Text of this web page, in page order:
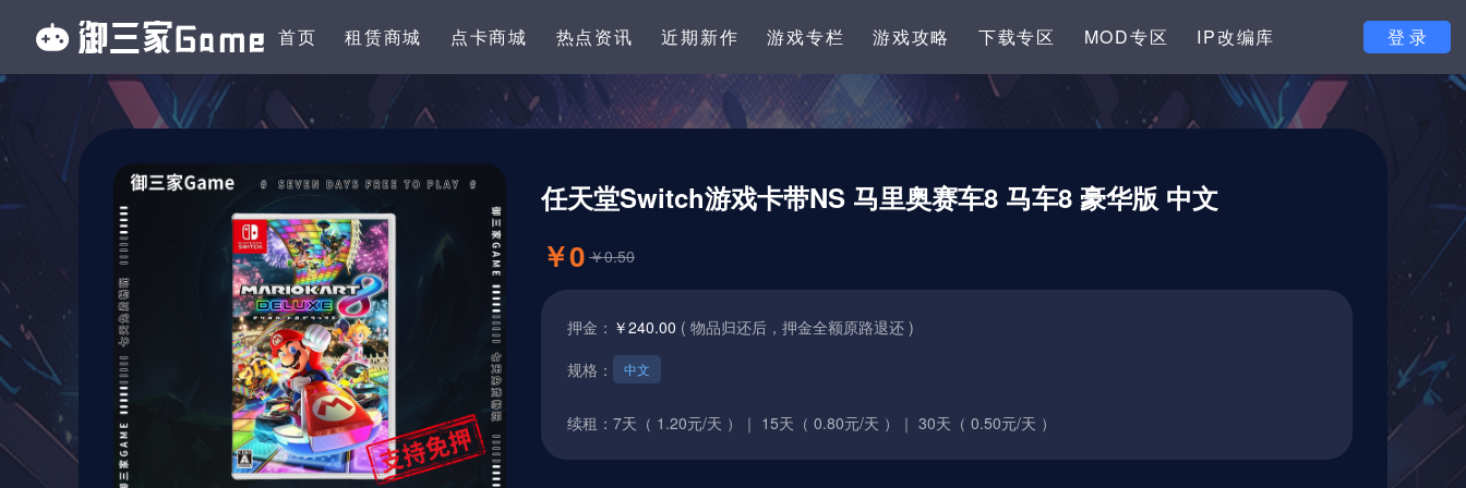
首页 租赁商城 点卡商城 热点资讯 近期新作 游戏专栏 游戏攻略 下载专区 MOD专区 IP改编库 登 录
任天堂Switch游戏卡带NS 马里奥赛车8 马车8 豪华版 中文
￥0 ￥0.50
押金： ￥240.00 ( 物品归还后，押金全额原路退还 )
规格：
中文
续租： 7天（ 1.20元/天 ）｜ 15天（ 0.80元/天 ）｜ 30天（ 0.50元/天 ）